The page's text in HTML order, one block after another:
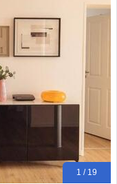
1 / 19